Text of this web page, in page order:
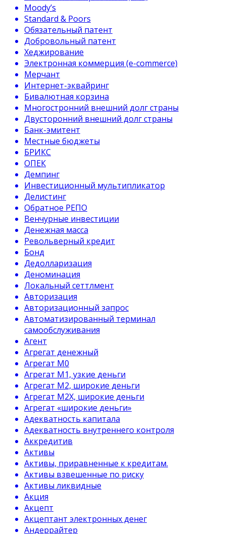
Moody’s
Standard & Poors
Обязательный патент
Добровольный патент
Хеджирование
Электронная коммерция (e-commerce)
Мерчант
Интернет-эквайринг
Бивалютная корзина
Многостронний внешний долг страны
Двусторонний внешний долг страны
Банк-эмитент
Местные бюджеты
БРИКС
ОПЕК
Демпинг
Инвестиционный мультипликатор
Делистинг
Обратное РЕПО
Венчурные инвестиции
Денежная масса
Револьверный кредит
Бонд
Дедолларизация
Деноминация
Локальный сеттлмент
Авторизация
Авторизационный запрос
Автоматизированный терминал
самообслуживания
Агент
Агрегат денежный
Агрегат М0
Агрегат М1, узкие деньги
Агрегат М2, широкие деньги
Агрегат М2Х, широкие деньги
Агрегат «широкие деньги»
Адекватность капитала
Адекватность внутреннего контроля
Аккредитив
Активы
Активы, приравненные к кредитам.
Активы взвешенные по риску
Активы ликвидные
Акция
Акцепт
Акцептант электронных денег
Андеррайтер